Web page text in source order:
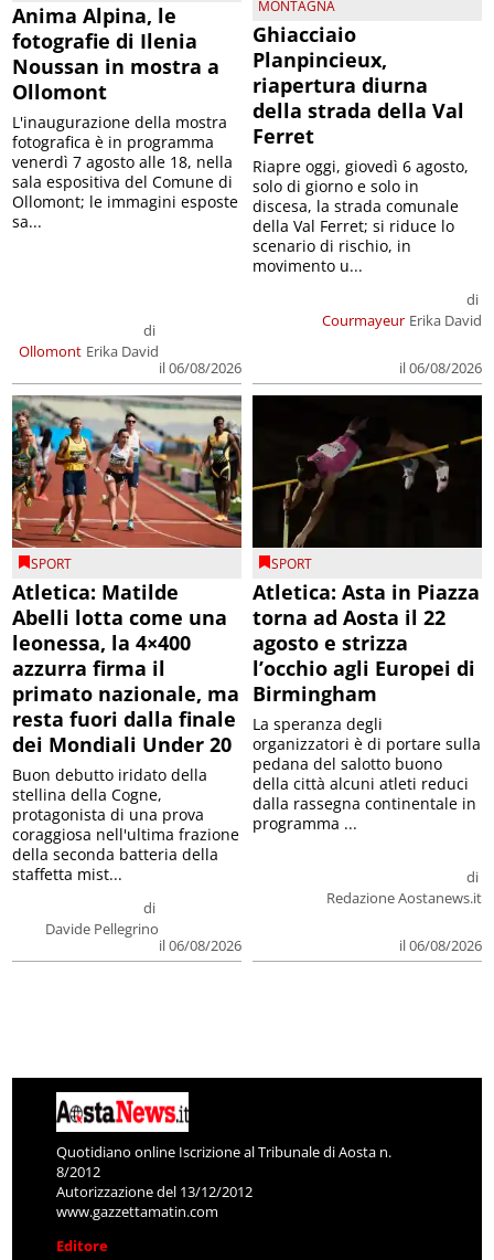
Anima Alpina, le
fotografie di Ilenia
Noussan in mostra a
Ollomont
Ollomont
di
Erika David
il 06/08/2026
L'inaugurazione della mostra
fotografica è in programma
venerdì 7 agosto alle 18, nella
sala espositiva del Comune di
Ollomont; le immagini esposte
sa...
MONTAGNA
Ghiacciaio
Planpincieux,
riapertura diurna
della strada della Val
Ferret
Courmayeur
di
Erika David
il 06/08/2026
Riapre oggi, giovedì 6 agosto,
solo di giorno e solo in
discesa, la strada comunale
della Val Ferret; si riduce lo
scenario di rischio, in
movimento u...
SPORT
Atletica: Matilde
Abelli lotta come una
leonessa, la 4×400
azzurra firma il
primato nazionale, ma
resta fuori dalla finale
dei Mondiali Under 20
di
Davide Pellegrino
il 06/08/2026
Buon debutto iridato della
stellina della Cogne,
protagonista di una prova
coraggiosa nell'ultima frazione
della seconda batteria della
staffetta mist...
SPORT
Atletica: Asta in Piazza
torna ad Aosta il 22
agosto e strizza
l’occhio agli Europei di
Birmingham
di
Redazione Aostanews.it
il 06/08/2026
La speranza degli
organizzatori è di portare sulla
pedana del salotto buono
della città alcuni atleti reduci
dalla rassegna continentale in
programma ...
Quotidiano online Iscrizione al Tribunale di Aosta n.
8/2012
Autorizzazione del 13/12/2012
www.gazzettamatin.com
Editore